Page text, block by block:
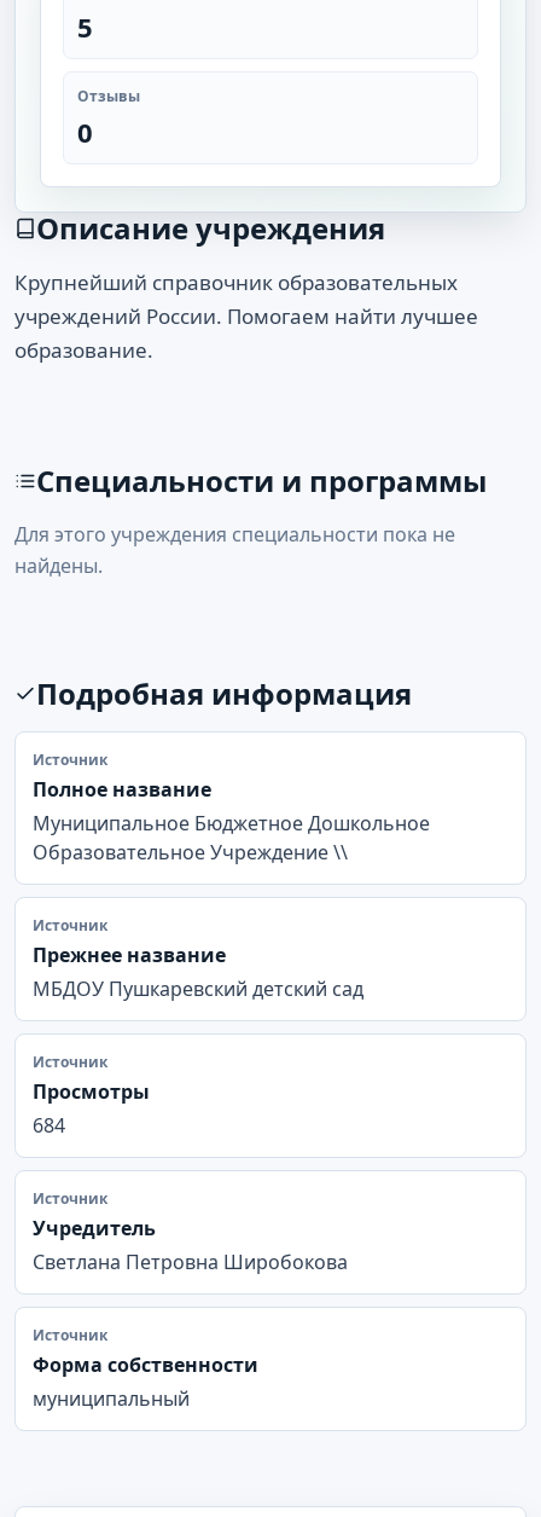
5
Отзывы
0
Описание учреждения
Крупнейший справочник образовательных
учреждений России. Помогаем найти лучшее
образование.
Специальности и программы
Для этого учреждения специальности пока не
найдены.
Подробная информация
Источник
Полное название
Муниципальное Бюджетное Дошкольное
Образовательное Учреждение \\
Источник
Прежнее название
МБДОУ Пушкаревский детский сад
Источник
Просмотры
684
Источник
Учредитель
Светлана Петровна Широбокова
Источник
Форма собственности
муниципальный